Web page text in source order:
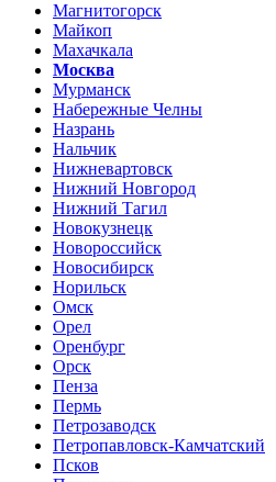
Магнитогорск
Майкоп
Махачкала
Москва
Мурманск
Набережные Челны
Назрань
Нальчик
Нижневартовск
Нижний Новгород
Нижний Тагил
Новокузнецк
Новороссийск
Новосибирск
Норильск
Омск
Орел
Оренбург
Орск
Пенза
Пермь
Петрозаводск
Петропавловск-Камчатский
Псков